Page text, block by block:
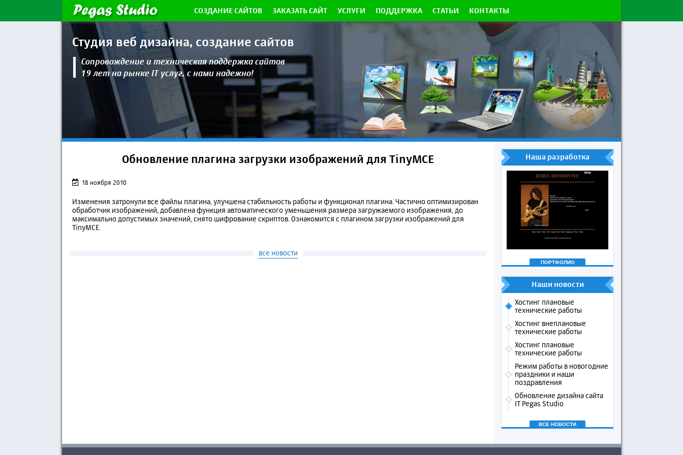
СОЗДАНИЕ САЙТОВ ЗАКАЗАТЬ САЙТ УСЛУГИ ПОДДЕРЖКА СТАТЬИ КОНТАКТЫ
Студия веб дизайна, создание сайтов
Сопровождение и техническаяподдержка сайтов
19 лет на рынке IT услуг, с нами надежно!
Обновление плагина загрузки изображений для TinyMCE
18 ноября 2010
Изменения затронули все файлы плагина, улучшена стабильность работы и функционал плагина. Частично оптимизирован
обработчик изображений, добавлена функция автоматического уменьшения размера загружаемого изображения, до
максимально допустимых значений, снято шифрование скриптов. Ознакомится с плагином загрузки изображений для
TinyMCE.
все новости
Наша разработка
ПОРТФОЛИО
Наши новости
Хостинг плановые
технические работы
Хостинг внеплановые
технические работы
Хостинг плановые
технические работы
Режим работы в новогодние
праздники и наши
поздравления
Обновление дизайна сайта
IT Pegas Studio
ВСЕ НОВОСТИ